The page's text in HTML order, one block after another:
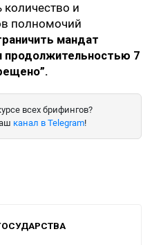
и
полномочий
мандат
продолжительностью 7
всех брифингов?
канал в Telegram!